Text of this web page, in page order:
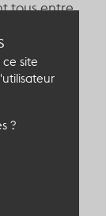
tous entre
200m²
en pin
bois à
de
de
ce site
?